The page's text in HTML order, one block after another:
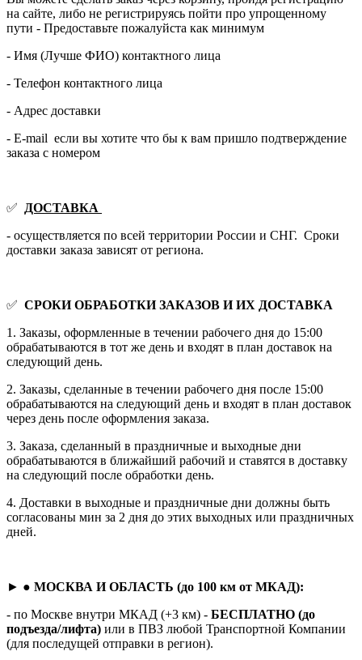
на сайте, либо не регистрируясь пойти про упрощенному
пути - Предоставьте пожалуйста как минимум
- Имя (Лучше ФИО) контактного лица
- Телефон контактного лица
- Адрес доставки
- E-mail если вы хотите что бы к вам пришло подтверждение
заказа с номером
✅
ДОСТАВКА
- осуществляется по всей территории России и СНГ. Сроки
доставки заказа зависят от региона.
✅ СРОКИ ОБРАБОТКИ ЗАКАЗОВ И ИХ ДОСТАВКА
1. Заказы, оформленные в течении рабочего дня до 15:00
обрабатываются в тот же день и входят в план доставок на
следующий день.
2. Заказы, сделанные в течении рабочего дня после 15:00
обрабатываются на следующий день и входят в план доставок
через день после оформления заказа.
3. Заказа, сделанный в праздничные и выходные дни
обрабатываются в ближайший рабочий и ставятся в доставку
на следующий после обработки день.
4. Доставки в выходные и праздничные дни должны быть
согласованы мин за 2 дня до этих выходных или праздничных
дней.
► ● МОСКВА И ОБЛАСТЬ (до 100 км от МКАД):
- по Москве внутри МКАД (+3 км) - БЕСПЛАТНО (до
подъезда/лифта) или в ПВЗ любой Транспортной Компании
(для последущей отправки в регион).